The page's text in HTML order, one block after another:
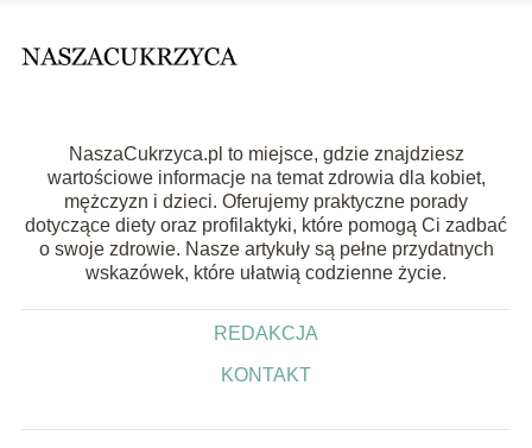
NaszaCukrzyca.pl to miejsce, gdzie znajdziesz
wartościowe informacje na temat zdrowia dla kobiet,
mężczyzn i dzieci. Oferujemy praktyczne porady
dotyczące diety oraz profilaktyki, które pomogą Ci zadbać
o swoje zdrowie. Nasze artykuły są pełne przydatnych
wskazówek, które ułatwią codzienne życie.
REDAKCJA
KONTAKT